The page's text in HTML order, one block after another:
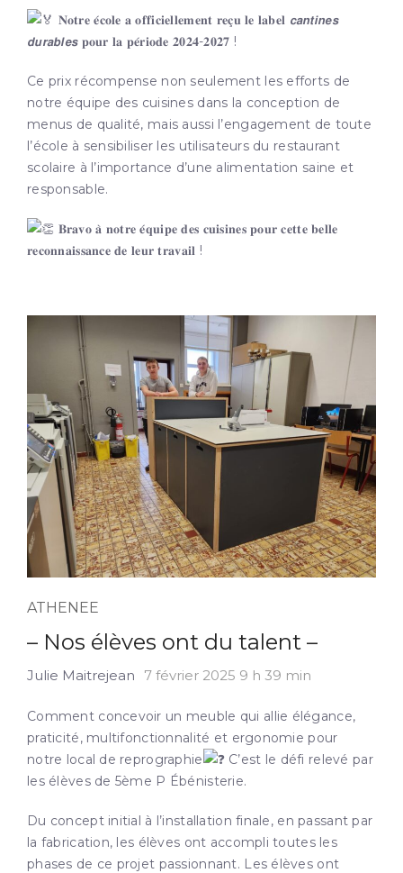
𝐍𝐨𝐭𝐫𝐞 𝐞́𝐜𝐨𝐥𝐞 𝐚 𝐨𝐟𝐟𝐢𝐜𝐢𝐞𝐥𝐥𝐞𝐦𝐞𝐧𝐭 𝐫𝐞𝐜̧𝐮 𝐥𝐞 𝐥𝐚𝐛𝐞𝐥 𝙘𝙖𝙣𝙩𝙞𝙣𝙚𝙨
𝙙𝙪𝙧𝙖𝙗𝙡𝙚𝙨 𝐩𝐨𝐮𝐫 𝐥𝐚 𝐩𝐞́𝐫𝐢𝐨𝐝𝐞 𝟐𝟎𝟐𝟒-𝟐𝟎𝟐𝟕 !
Ce prix récompense non seulement les efforts de
notre équipe des cuisines dans la conception de
menus de qualité, mais aussi l’engagement de toute
l’école à sensibiliser les utilisateurs du restaurant
scolaire à l’importance d’une alimentation saine et
responsable.
𝐁𝐫𝐚𝐯𝐨 𝐚̀ 𝐧𝐨𝐭𝐫𝐞 𝐞́𝐪𝐮𝐢𝐩𝐞 𝐝𝐞𝐬 𝐜𝐮𝐢𝐬𝐢𝐧𝐞𝐬 𝐩𝐨𝐮𝐫 𝐜𝐞𝐭𝐭𝐞 𝐛𝐞𝐥𝐥𝐞
𝐫𝐞𝐜𝐨𝐧𝐧𝐚𝐢𝐬𝐬𝐚𝐧𝐜𝐞 𝐝𝐞 𝐥𝐞𝐮𝐫 𝐭𝐫𝐚𝐯𝐚𝐢𝐥 !
ATHENEE
– Nos élèves ont du talent –
Julie Maitrejean 7 février 2025 9 h 39 min
Comment concevoir un meuble qui allie élégance,
praticité, multifonctionnalité et ergonomie pour
notre local de reprographie
C’est le défi relevé par
les élèves de 5ème P Ébénisterie.
Du concept initial à l’installation finale, en passant par
la fabrication, les élèves ont accompli toutes les
phases de ce projet passionnant. Les élèves ont